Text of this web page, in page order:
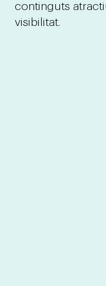
continguts
visibilitat.